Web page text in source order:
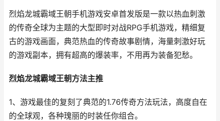
烈焰龙城霸域王朝手机游戏安卓首发版是一款以热血刺激
的传奇全球为主题的大型即时对战RPG手机游戏，精细复
古的游戏画面，典范热血的传奇故事剧情，海量刺激好玩
的游戏副本，拥有超高的爆装率，不用再为装备犯愁。
烈焰龙城霸域王朝方法主推
1、游戏最佳的复刻了典范的1.76传奇方法玩法，高度自在
的全球观，各种瑰丽的时装任你组合。